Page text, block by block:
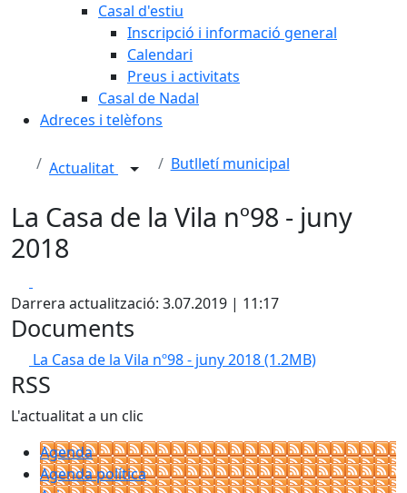
Casal d'estiu
Inscripció i informació general
Calendari
Preus i activitats
Casal de Nadal
Adreces i telèfons
Actualitat Butlletí municipal
La Casa de la Vila nº98 - juny
2018
Darrera actualització: 3.07.2019 | 11:17
Documents
La Casa de la Vila nº98 - juny 2018(1.2MB)
RSS
L'actualitat a un clic
Agenda
Agenda política